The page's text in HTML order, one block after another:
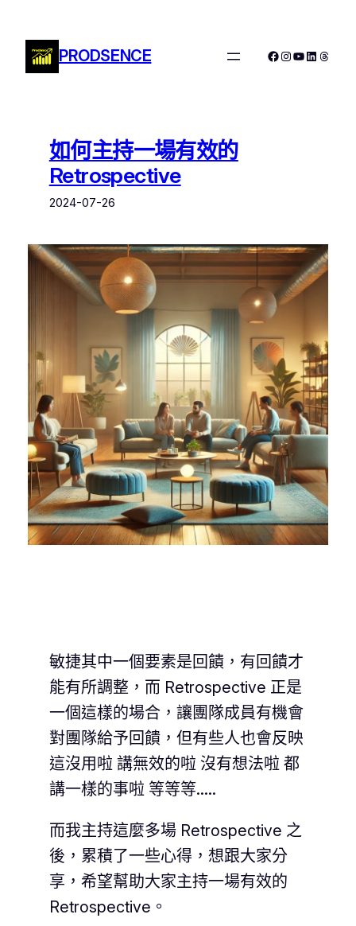
PRODSENCE Facebook
Instagram
YouTube
LinkedIn
如何主持一場有效的
Retrospective
2024-07-26
敏捷其中一個要素是回饋，有回饋才
能有所調整，而 Retrospective 正是
一個這樣的場合，讓團隊成員有機會
對團隊給予回饋，但有些人也會反映
這沒用啦 講無效的啦 沒有想法啦 都
講一樣的事啦 等等等…..
而我主持這麼多場 Retrospective 之
後，累積了一些心得，想跟大家分
享，希望幫助大家主持一場有效的
Retrospective。